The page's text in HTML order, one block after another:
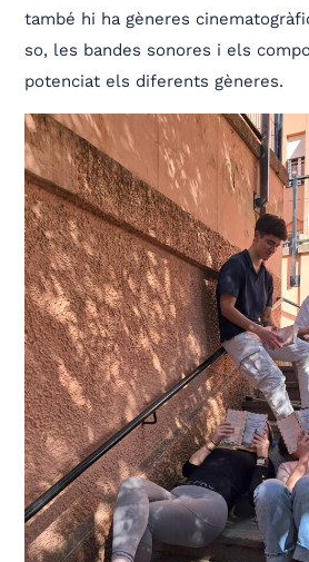
també hi ha gèneres
so, les bandes sonores i els
potenciat els diferents gèneres.